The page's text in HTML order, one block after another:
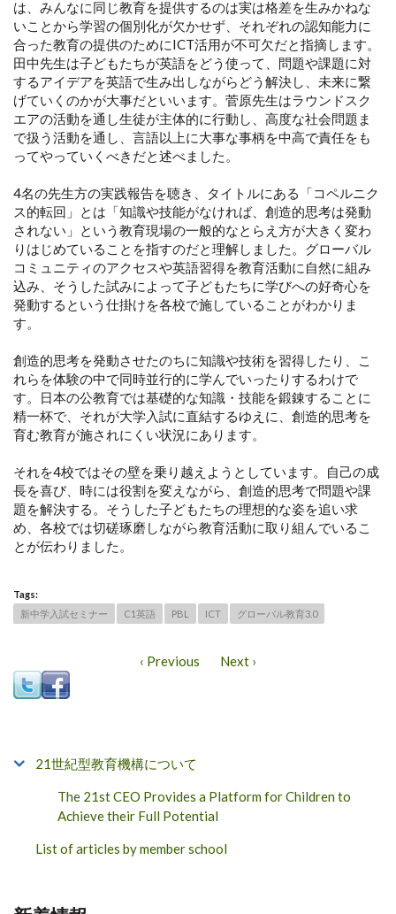
は、みんなに同じ教育を提供するのは実は格差を生みかねな
いことから学習の個別化が欠かせず、それぞれの認知能力に
合った教育の提供のためにICT活用が不可欠だと指摘します。
田中先生は子どもたちが英語をどう使って、問題や課題に対
するアイデアを英語で生み出しながらどう解決し、未来に繋
げていくのかが大事だといいます。菅原先生はラウンドスク
エアの活動を通し生徒が主体的に行動し、高度な社会問題ま
で扱う活動を通し、言語以上に大事な事柄を中高で責任をも
ってやっていくべきだと述べました。
4名の先生方の実践報告を聴き、タイトルにある「コペルニク
ス的転回」とは「知識や技能がなければ、創造的思考は発動
されない」という教育現場の一般的なとらえ方が大きく変わ
りはじめていることを指すのだと理解しました。グローバル
コミュニティのアクセスや英語習得を教育活動に自然に組み
込み、そうした試みによって子どもたちに学びへの好奇心を
発動するという仕掛けを各校で施していることがわかりま
す。
創造的思考を発動させたのちに知識や技術を習得したり、こ
れらを体験の中で同時並行的に学んでいったりするわけで
す。日本の公教育では基礎的な知識・技能を鍛錬することに
精一杯で、それが大学入試に直結するゆえに、創造的思考を
育む教育が施されにくい状況にあります。
それを4校ではその壁を乗り越えようとしています。自己の成
長を喜び、時には役割を変えながら、創造的思考で問題や課
題を解決する。そうした子どもたちの理想的な姿を追い求
め、各校では切磋琢磨しながら教育活動に取り組んでいるこ
とが伝わりました。
Tags:
新中学入試セミナー
C1英語 PBL ICT グローバル教育3.0
‹ Previous Next ›
21世紀型教育機構について
The 21st CEO Provides a Platform for Children to
Achieve their Full Potential
List of articles by member school